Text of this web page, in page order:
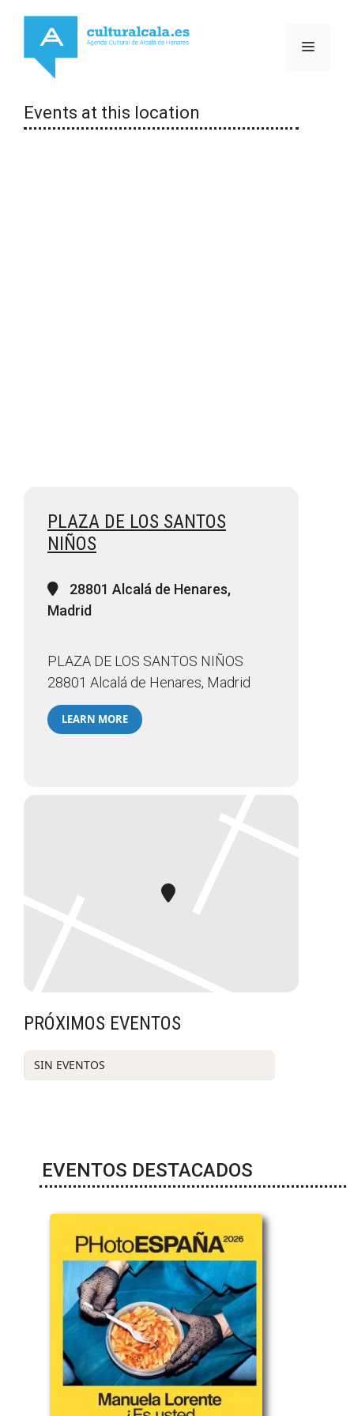
contenido
MENÚ
Events at this location
PLAZA DE LOS SANTOS
NIÑOS
28801 Alcalá de Henares,
Madrid
PLAZA DE LOS SANTOS NIÑOS
28801 Alcalá de Henares, Madrid
LEARN MORE
PRÓXIMOS EVENTOS
SIN EVENTOS
EVENTOS DESTACADOS